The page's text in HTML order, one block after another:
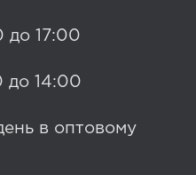
до 17:00
до 14:00
в оптовому